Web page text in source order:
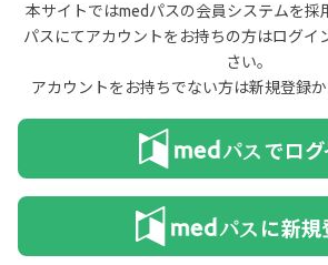
本サイトではmedパスの会員システムを採
パスにてアカウントをお持ちの方はログイ
さい。
アカウントをお持ちでない方は新規登録か